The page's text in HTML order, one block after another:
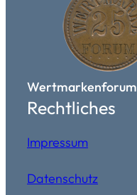
Wertmarkenforum
Rechtliches
Impressum
Datenschutz